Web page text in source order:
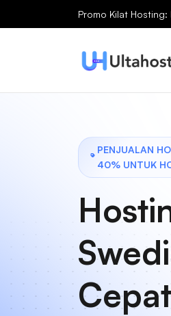
Promo Kilat
PENJUALAN
40% UNTUK